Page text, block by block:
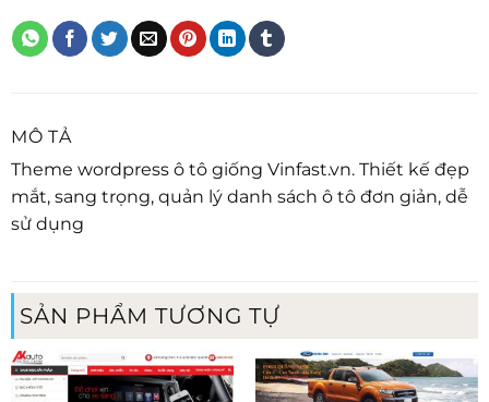
MÔ TẢ
Theme wordpress ô tô giống Vinfast.vn. Thiết kế đẹp
mắt, sang trọng, quản lý danh sách ô tô đơn giản, dễ
sử dụng
SẢN PHẨM TƯƠNG TỰ